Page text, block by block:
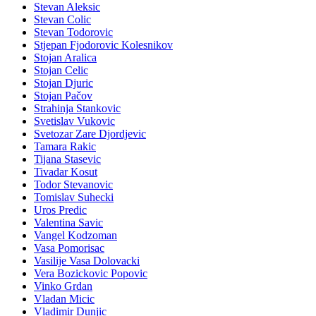
Stevan Aleksic
Stevan Colic
Stevan Todorovic
Stjepan Fjodorovic Kolesnikov
Stojan Aralica
Stojan Celic
Stojan Djuric
Stojan Pačov
Strahinja Stankovic
Svetislav Vukovic
Svetozar Zare Djordjevic
Tamara Rakic
Tijana Stasevic
Tivadar Kosut
Todor Stevanovic
Tomislav Suhecki
Uros Predic
Valentina Savic
Vangel Kodzoman
Vasa Pomorisac
Vasilije Vasa Dolovacki
Vera Bozickovic Popovic
Vinko Grdan
Vladan Micic
Vladimir Dunjic